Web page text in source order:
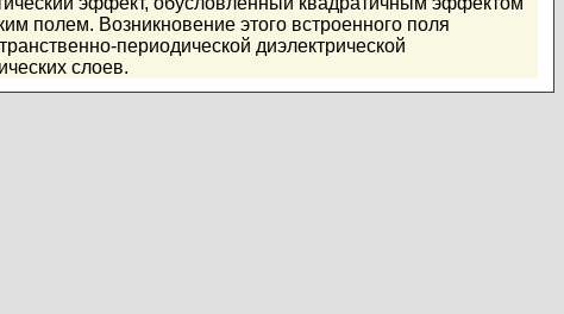
полем. Возникновение этого встроенного поля
периодической диэлектрической
слоев.